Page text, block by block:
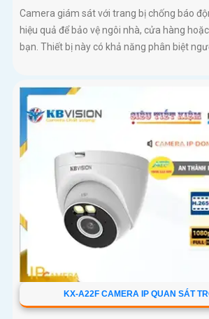
Camera giám sát với trang bị chống báo
hiệu quả để bảo vệ ngôi nhà, cửa hàng
bạn. Thiết bị này có khả năng phân biệt
KX-A22F CAMERA IP QUAN SÁT